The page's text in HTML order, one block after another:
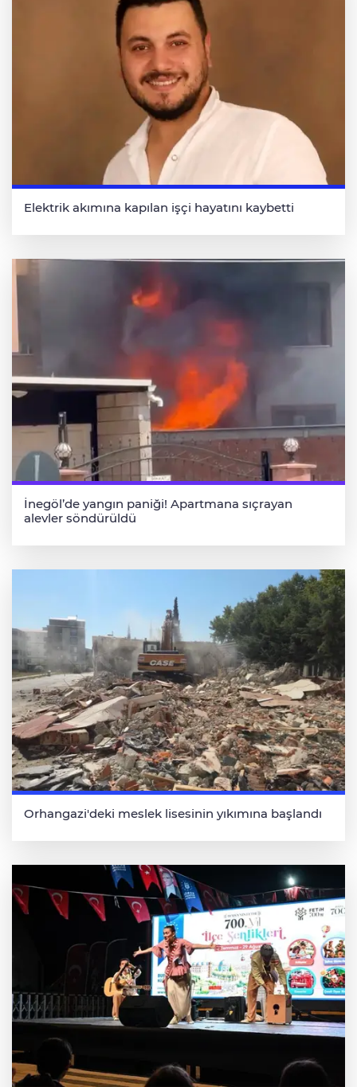
Elektrik akımına kapılan işçi hayatını kaybetti
İnegöl’de yangın paniği! Apartmana sıçrayan
alevler söndürüldü
Orhangazi'deki meslek lisesinin yıkımına başlandı